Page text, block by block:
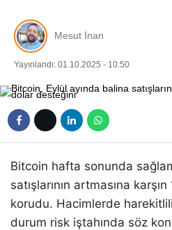
Mesut İnan
Yayınlandı: 01.10.2025 - 10:50
Bitcoin hafta sonunda
satışlarının artmasına
korudu. Hacimlerde
durum risk iştahında söz